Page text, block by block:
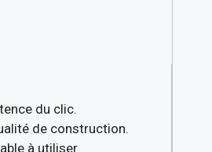
du clic.
de construction.
à utiliser.